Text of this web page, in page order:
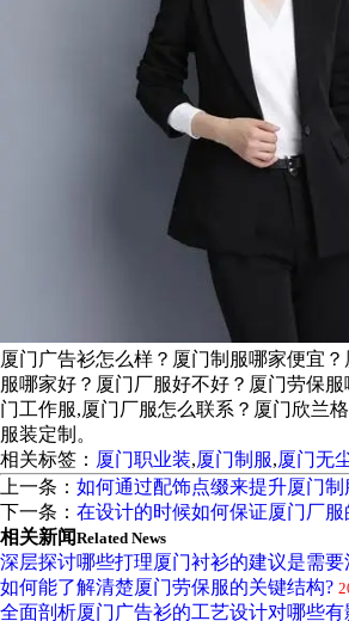
厦门广告衫怎么样？厦门制服哪家便宜
服哪家好？厦门厂服好不好？厦门劳保
门工作服,厦门厂服怎么联系？厦门欣兰
服装定制。
相关标签： 厦门职业装,厦门制服,厦门无
上一条： 如何通过配饰点缀来提升厦门制
下一条： 在设计的时候如何保证厦门厂服
相关新闻Related News
深层探讨哪些打理厦门衬衫的建议是需要
如何能了解清楚厦门劳保服的关键结构?
全面剖析厦门广告衫的工艺设计对哪些有